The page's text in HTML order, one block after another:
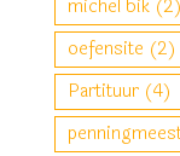
michel bik (2)
oefensite (2)
Partituur (4)